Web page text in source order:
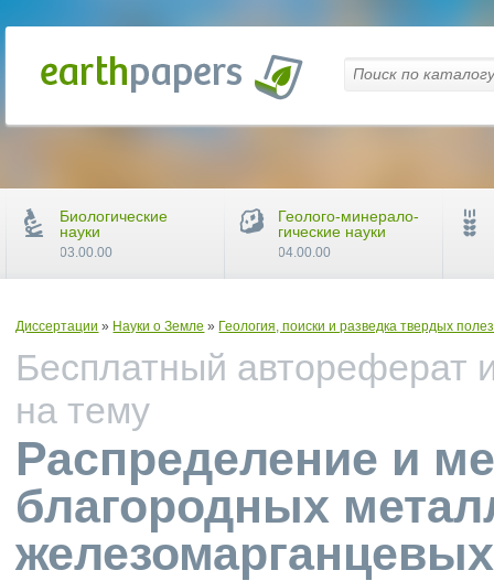
Диссертации » Науки о Земле » Геология, поиски и разведка твердых
Бесплатный автореферат
на тему
Распределение и
благородных
Биологические
науки
03.00.00
Геолого-минерало-
гические науки
04.00.00